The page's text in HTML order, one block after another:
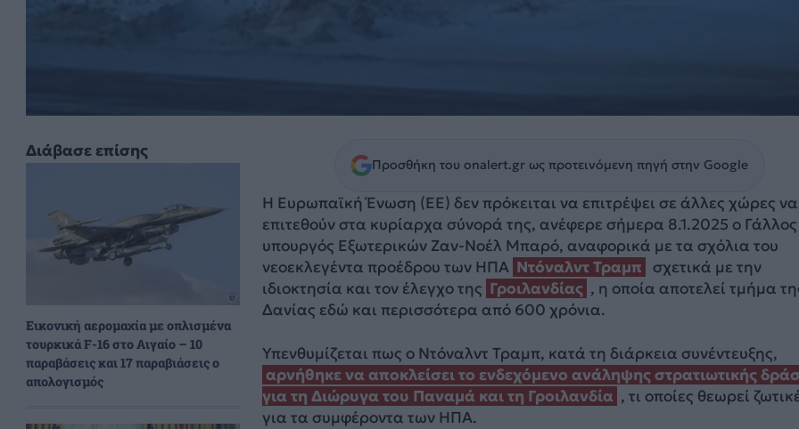
Διάβασε επίσης
Εικονική αερομαχία με οπλισμένα
τουρκικά F-16 στο Αιγαίο – 10
παραβάσεις και 17 παραβιάσεις ο
απολογισμός
Προσθήκη του onalert.gr ως προτεινόμενη πηγή στην Google
Η Ευρωπαϊκή Ένωση (ΕΕ) δεν πρόκειται να επιτρέψει σε άλλες χώρες να
επιτεθούν στα κυρίαρχα σύνορά της, ανέφερε σήμερα 8.1.2025 ο Γάλλος
υπουργός Εξωτερικών Ζαν-Νοέλ Μπαρό, αναφορικά με τα σχόλια του
νεοεκλεγέντα προέδρου των ΗΠΑ Ντόναλντ Τραμπ σχετικά με την
ιδιοκτησία και τον έλεγχο της Γροιλανδίας , η οποία αποτελεί τμήμα
Δανίας εδώ και περισσότερα από 600 χρόνια.
Υπενθυμίζεται πως ο Ντόναλντ Τραμπ, κατά τη διάρκεια συνέντευξης,
αρνήθηκε να αποκλείσει το ενδεχόμενο ανάληψης στρατιωτικής
για τη Διώρυγα του Παναμά και τη Γροιλανδία , τι οποίες θεωρεί
για τα συμφέροντα των ΗΠΑ.